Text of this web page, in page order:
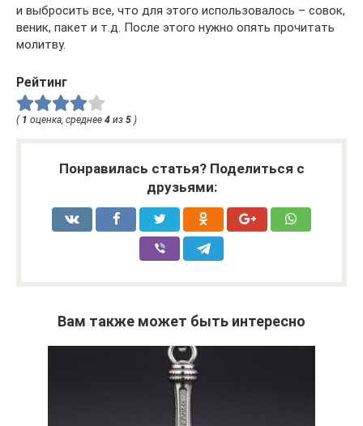
и выбросить все, что для этого использовалось – совок,
веник, пакет и т.д. После этого нужно опять прочитать
молитву.
Рейтинг
( 1 оценка, среднее 4 из 5 )
Понравилась статья? Поделиться с
друзьями:
Вам также может быть интересно